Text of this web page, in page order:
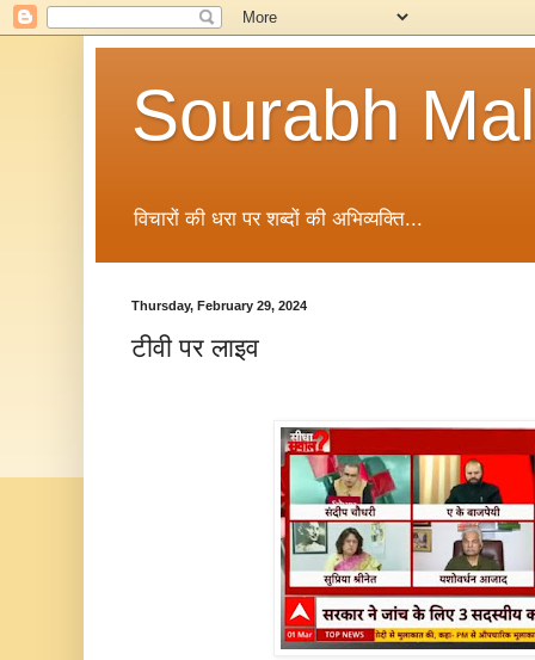
Sourabh
विचारों की धरा पर शब्दों की अभिव्यक्ति...
Thursday, February 29, 2024
टीवी पर लाइव